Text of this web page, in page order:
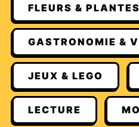
FLEURS & PLANTES
GASTRONOMIE &
JEUX & LEGO
LECTURE